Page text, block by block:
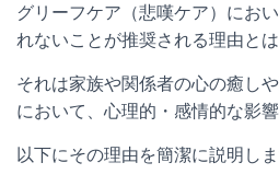
グリーフケア（悲嘆ケア）にお
れないことが推奨される理由とは
それは家族や関係者の心の癒し
において、心理的・感情的な影
以下にその理由を簡潔に説明しま